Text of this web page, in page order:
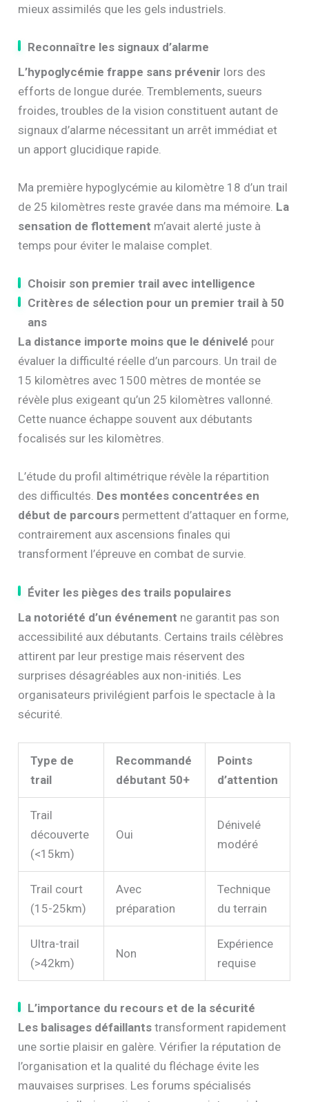
mieux assimilés que les gels industriels.
Reconnaître les signaux d’alarme
L’hypoglycémie frappe sans prévenir lors des
efforts de longue durée. Tremblements, sueurs
froides, troubles de la vision constituent autant de
signaux d’alarme nécessitant un arrêt immédiat et
un apport glucidique rapide.
Ma première hypoglycémie au kilomètre 18 d’un trail
de 25 kilomètres reste gravée dans ma mémoire. La
sensation de flottement m’avait alerté juste à
temps pour éviter le malaise complet.
Choisir son premier trail avec intelligence
Critères de sélection pour un premier trail à 50
ans
La distance importe moins que le dénivelé pour
évaluer la difficulté réelle d’un parcours. Un trail de
15 kilomètres avec 1500 mètres de montée se
révèle plus exigeant qu’un 25 kilomètres vallonné.
Cette nuance échappe souvent aux débutants
focalisés sur les kilomètres.
L’étude du profil altimétrique révèle la répartition
des difficultés. Des montées concentrées en
début de parcours permettent d’attaquer en forme,
contrairement aux ascensions finales qui
transforment l’épreuve en combat de survie.
Éviter les pièges des trails populaires
La notoriété d’un événement ne garantit pas son
accessibilité aux débutants. Certains trails célèbres
attirent par leur prestige mais réservent des
surprises désagréables aux non-initiés. Les
organisateurs privilégient parfois le spectacle à la
sécurité.
Type de
trail
Recommandé
débutant 50+
Points
d’attention
Trail
découverte
(<15km)
Oui
Dénivelé
modéré
Trail court
(15-25km)
Avec
préparation
Technique
du terrain
Ultra-trail
(>42km)
Non
Expérience
requise
L’importance du recours et de la sécurité
Les balisages défaillants transforment rapidement
une sortie plaisir en galère. Vérifier la réputation de
l’organisation et la qualité du fléchage évite les
mauvaises surprises. Les forums spécialisés